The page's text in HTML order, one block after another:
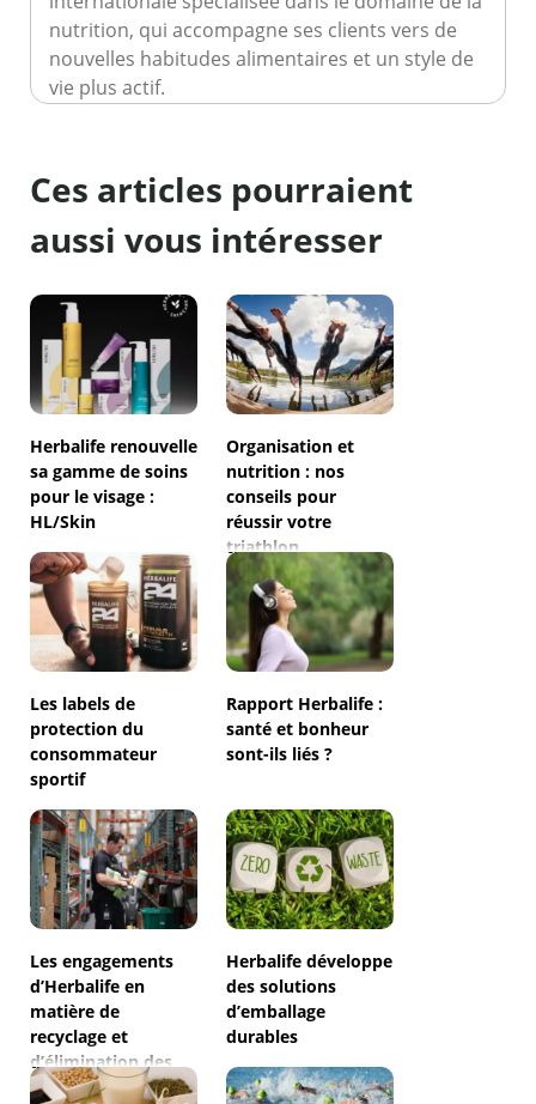
nutrition, qui accompagne ses clients vers de
nouvelles habitudes alimentaires et un style de
vie plus actif.
Ces articles pourraient
aussi vous intéresser
Herbalife renouvelle
sa gamme de soins
pour le visage :
HL/Skin
Organisation et
nutrition : nos
conseils pour
réussir votre
triathlon
Les labels de
protection du
consommateur
sportif
Rapport Herbalife :
santé et bonheur
sont-ils liés ?
Les engagements
d’Herbalife en
matière de
recyclage et
d’élimination des
déchets plastiques
Herbalife développe
des solutions
d’emballage
durables